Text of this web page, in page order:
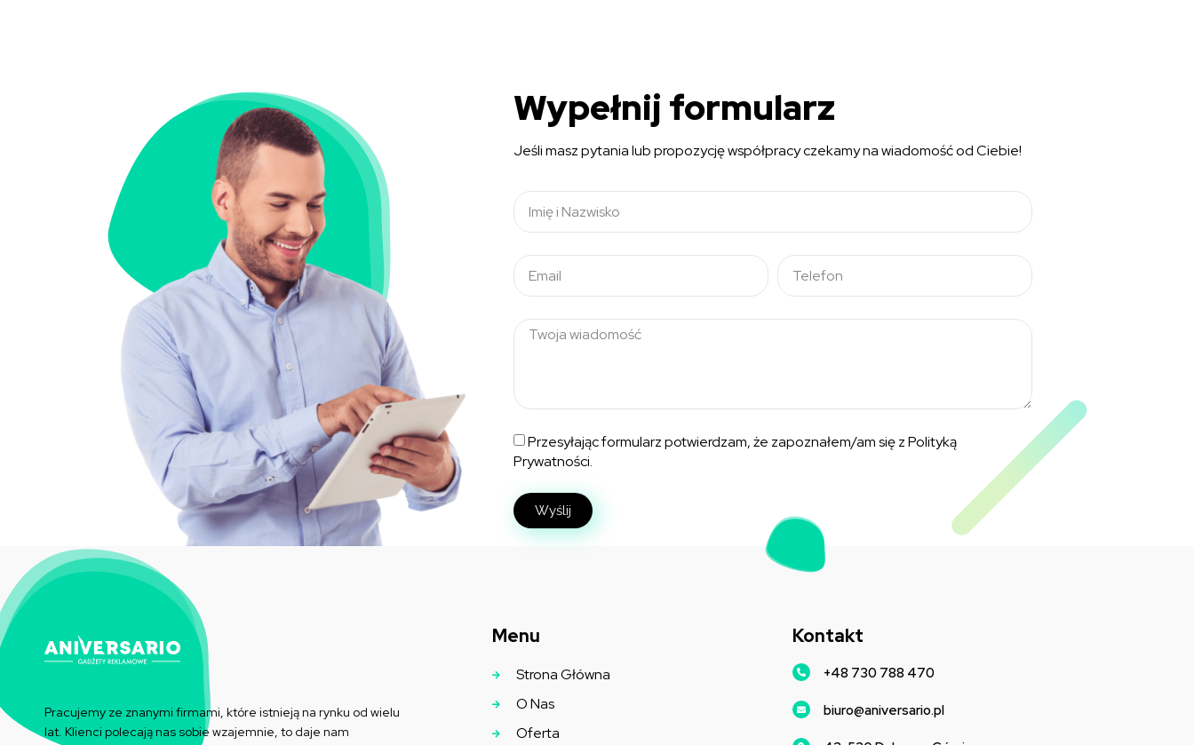
Wypełnij formularz
Jeśli masz pytania lub propozycję współpracy czekamy na wiadomość od Ciebie!
Przesyłając formularz potwierdzam, że zapoznałem/am się z Polityką
Prywatności.
Wyślij
Pracujemy ze znanymi firmami, które istnieją na rynku od wielu
lat. Klienci polecają nas sobie wzajemnie, to daje nam
Menu
Strona Główna
O Nas
Oferta
Kontakt
+48 730 788 470
biuro@aniversario.pl